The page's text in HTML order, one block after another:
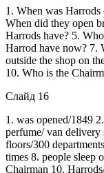
1. When was Harrods
When did they open
Harrods have? 5.
Harrod have now? 7.
outside the shop on
10. Who is the
Слайд 16
1. was opened/1849
perfume/ van
floors/300
times 8. people sleep
Chairman 10.